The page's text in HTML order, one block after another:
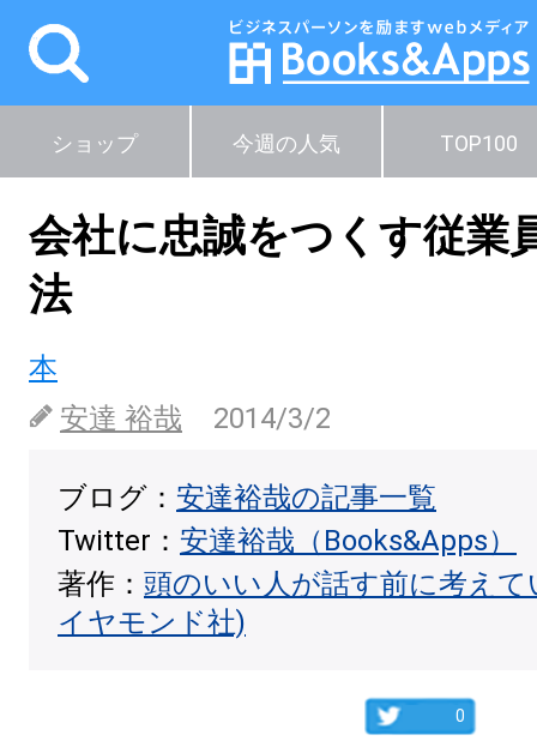
ショップ 今週の人気 TOP100
会社に忠誠をつくす従業
法
本
安達 裕哉
2014/3/2
ブログ： 安達裕哉の記事一覧
Twitter： 安達裕哉（Books&Apps）
著作： 頭のいい人が話す前に考え
イヤモンド社)
0